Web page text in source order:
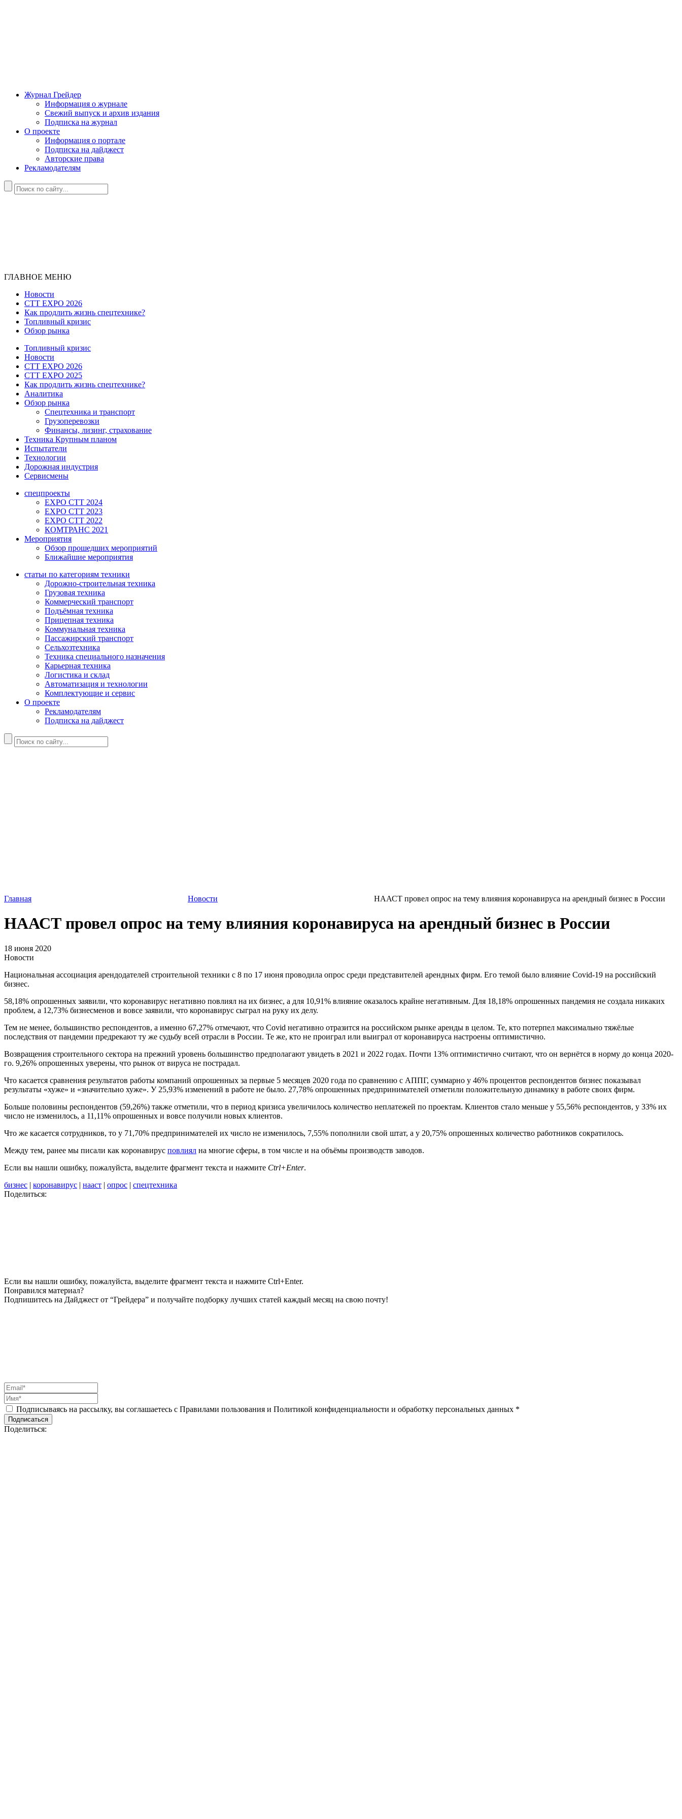
Журнал Грейдер
Информация о журнале
Свежий выпуск и архив издания
Подписка на журнал
О проекте
Информация о портале
Подписка на дайджест
Авторские права
Рекламодателям
ГЛАВНОЕ МЕНЮ
Новости
CTT EXPO 2026
Как продлить жизнь спецтехнике?
Топливный кризис
Обзор рынка
Топливный кризис
Новости
CTT EXPO 2026
CTT EXPO 2025
Как продлить жизнь спецтехнике?
Аналитика
Обзор рынка
Спецтехника и транспорт
Грузоперевозки
Финансы, лизинг, страхование
Техника Крупным планом
Испытатели
Технологии
Дорожная индустрия
Сервисмены
спецпроекты
EXPO CTT 2024
EXPO CTT 2023
EXPO CTT 2022
КОМТРАНС 2021
Мероприятия
Обзор прошедших мероприятий
Ближайшие мероприятия
статьи по категориям техники
Дорожно-строительная техника
Грузовая техника
Коммерческий транспорт
Подъёмная техника
Прицепная техника
Коммунальная техника
Пассажирский транспорт
Сельхозтехника
Техника специального назначения
Карьерная техника
Логистика и склад
Автоматизация и технологии
Комплектующие и сервис
О проекте
Рекламодателям
Подписка на дайджест
Главная Новости НААСТ провел опрос на тему влияния коронавируса на арендный бизнес в России
НААСТ провел опрос на тему влияния коронавируса на арендный бизнес в России
18 июня 2020
Новости
Национальная ассоциация арендодателей строительной техники с 8 по 17 июня проводила опрос среди представителей арендных фирм. Его темой было влияние Covid-19 на российский
бизнес.
58,18% опрошенных заявили, что коронавирус негативно повлиял на их бизнес, а для 10,91% влияние оказалось крайне негативным. Для 18,18% опрошенных пандемия не создала никаких
проблем, а 12,73% бизнесменов и вовсе заявили, что коронавирус сыграл на руку их делу.
Тем не менее, большинство респондентов, а именно 67,27% отмечают, что Covid негативно отразится на российском рынке аренды в целом. Те, кто потерпел максимально тяжёлые
последствия от пандемии предрекают ту же судьбу всей отрасли в России. Те же, кто не проиграл или выиграл от коронавируса настроены оптимистично.
Возвращения строительного сектора на прежний уровень большинство предполагают увидеть в 2021 и 2022 годах. Почти 13% оптимистично считают, что он вернётся в норму до конца 2020-
го. 9,26% опрошенных уверены, что рынок от вируса не пострадал.
Что касается сравнения результатов работы компаний опрошенных за первые 5 месяцев 2020 года по сравнению с АППГ, суммарно у 46% процентов респондентов бизнес показывал
результаты «хуже» и «значительно хуже». У 25,93% изменений в работе не было. 27,78% опрошенных предпринимателей отметили положительную динамику в работе своих фирм.
Больше половины респондентов (59,26%) также отметили, что в период кризиса увеличилось количество неплатежей по проектам. Клиентов стало меньше у 55,56% респондентов, у 33% их
число не изменилось, а 11,11% опрошенных и вовсе получили новых клиентов.
Что же касается сотрудников, то у 71,70% предпринимателей их число не изменилось, 7,55% пополнили свой штат, а у 20,75% опрошенных количество работников сократилось.
Между тем, ранее мы писали как коронавирус повлиял на многие сферы, в том числе и на объёмы производств заводов.
Если вы нашли ошибку, пожалуйста, выделите фрагмент текста и нажмите Ctrl+Enter.
бизнес | коронавирус | нааст | опрос | спецтехника
Поделиться:
Если вы нашли ошибку, пожалуйста, выделите фрагмент текста и нажмите Ctrl+Enter.
Понравился материал?
Подпишитесь на Дайджест от “Грейдера” и получайте подборку лучших статей каждый месяц на свою почту!
Подписываясь на рассылку, вы соглашаетесь с Правилами пользования и Политикой конфиденциальности и обработку персональных данных *
Подписаться
Поделиться: